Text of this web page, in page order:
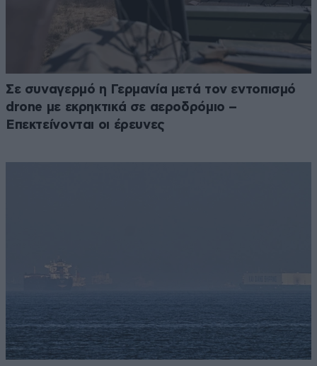
Σε συναγερμό η Γερμανία μετά τον εντοπισμό
drone με εκρηκτικά σε αεροδρόμιο –
Επεκτείνονται οι έρευνες